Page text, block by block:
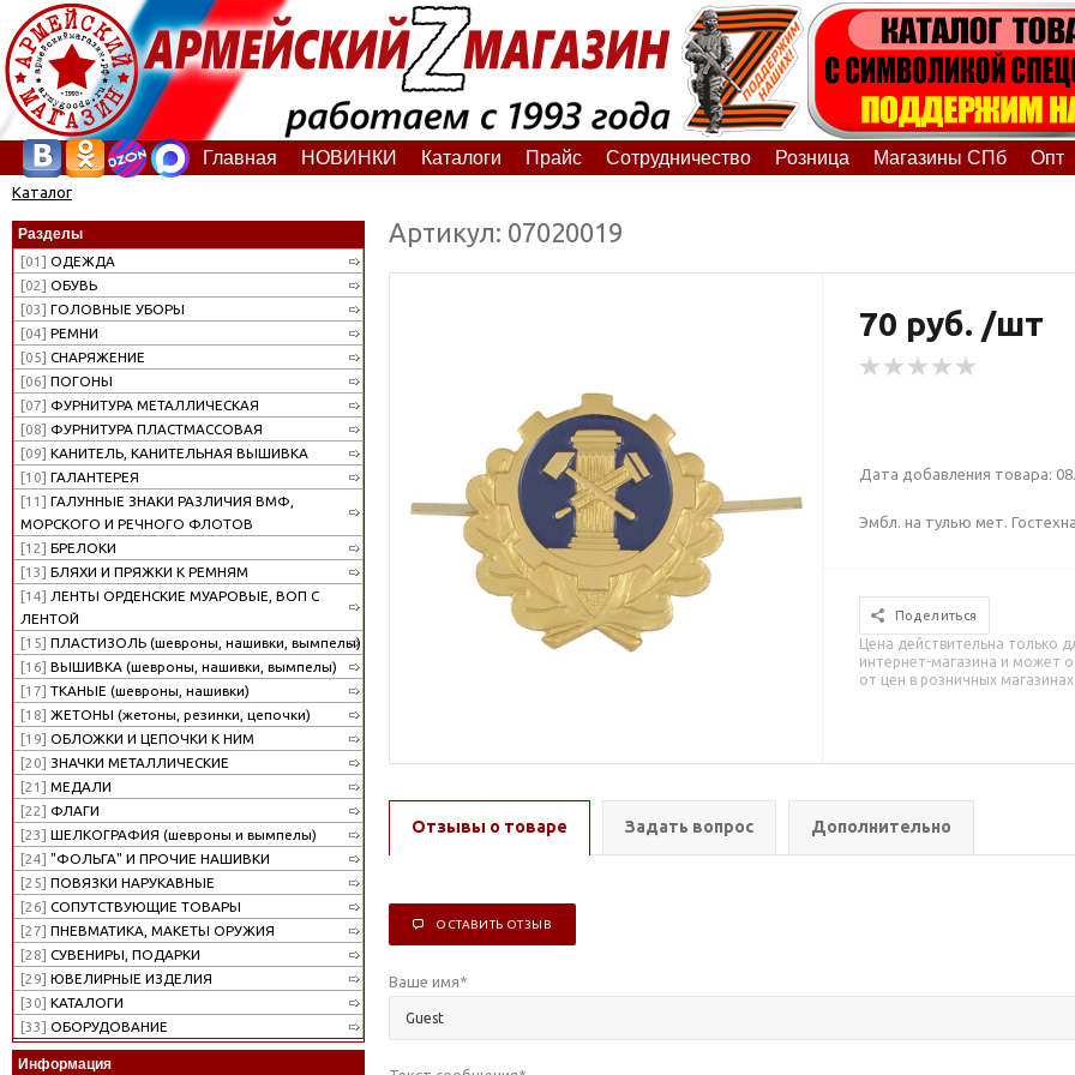
Главная НОВИНКИ Каталоги Прайс Сотрудничество Розница Магазины СПб Опт
Каталог
Разделы
[01] ОДЕЖДА
[02] ОБУВЬ
[03] ГОЛОВНЫЕ УБОРЫ
[04] РЕМНИ
[05] СНАРЯЖЕНИЕ
[06] ПОГОНЫ
[07] ФУРНИТУРА МЕТАЛЛИЧЕСКАЯ
[08] ФУРНИТУРА ПЛАСТМАССОВАЯ
[09] КАНИТЕЛЬ, КАНИТЕЛЬНАЯ ВЫШИВКА
[10] ГАЛАНТЕРЕЯ
[11] ГАЛУННЫЕ ЗНАКИ РАЗЛИЧИЯ ВМФ,
МОРСКОГО И РЕЧНОГО ФЛОТОВ
[12] БРЕЛОКИ
[13] БЛЯХИ И ПРЯЖКИ К РЕМНЯМ
[14] ЛЕНТЫ ОРДЕНСКИЕ МУАРОВЫЕ, ВОП С
ЛЕНТОЙ
[15] ПЛАСТИЗОЛЬ (шевроны, нашивки, вымпелы)
[16] ВЫШИВКА (шевроны, нашивки, вымпелы)
[17] ТКАНЫЕ (шевроны, нашивки)
[18] ЖЕТОНЫ (жетоны, резинки, цепочки)
[19] ОБЛОЖКИ И ЦЕПОЧКИ К НИМ
[20] ЗНАЧКИ МЕТАЛЛИЧЕСКИЕ
[21] МЕДАЛИ
[22] ФЛАГИ
[23] ШЕЛКОГРАФИЯ (шевроны и вымпелы)
[24] "ФОЛЬГА" И ПРОЧИЕ НАШИВКИ
[25] ПОВЯЗКИ НАРУКАВНЫЕ
[26] СОПУТСТВУЮЩИЕ ТОВАРЫ
[27] ПНЕВМАТИКА, МАКЕТЫ ОРУЖИЯ
[28] СУВЕНИРЫ, ПОДАРКИ
[29] ЮВЕЛИРНЫЕ ИЗДЕЛИЯ
[30] КАТАЛОГИ
[33] ОБОРУДОВАНИЕ
Информация
Артикул: 07020019
70 руб. /шт
Дата добавления товара:
Эмбл. на тулью мет.
Поделиться
Цена действительна только
интернет-магазина и может
от цен в розничных магазинах
Отзывы о товаре Задать вопрос Дополнительно
ОСТАВИТЬ ОТЗЫВ
Ваше имя*